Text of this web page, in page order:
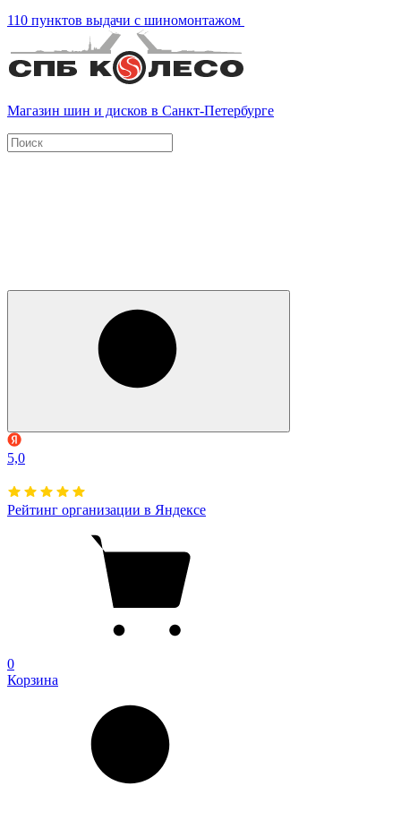
110 пунктов выдачи с шиномонтажом
Магазин шин и дисков в Санкт-Петербурге
5,0
Рейтинг организации в Яндексе
0
Корзина